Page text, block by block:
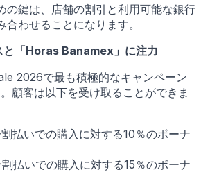
の鍵は、店舗の割引と利用可能な銀行
わせることになります。
「Horas Banamex」に注力
2026で最も積極的なキャンペーン
顧客は以下を受け取ることができま
払いでの購入に対する10％のボーナ
払いでの購入に対する15％のボーナ